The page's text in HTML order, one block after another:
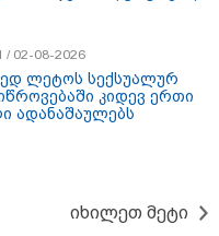
აგვისტოს ომთან
ირაკლი
განცხადებას?
/ 02-08-2026
ლეტოს სექსუალურ
კიდევ ერთი
ადანაშაულებს
იხილეთ მეტი